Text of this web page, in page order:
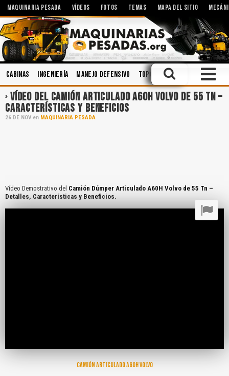
MAQUINARIA PESADA VÍDEOS FOTOS TEMAS MAPA DEL SITIO
Cabinas Ingeniería Manejo Defensivo Topografía Implementos
VÍDEO DEL CAMIÓN ARTICULADO A60H VOLVO DE 55 TN –
CARACTERÍSTICAS Y BENEFICIOS
26 DE NOV en MAQUINARIA PESADA
Vídeo Demostrativo del Camión Dúmper Articulado A60H Volvo de 55 Tn –
Detalles, Características y Beneficios.
CAMIÓN ARTICULADO A60H VOLVO